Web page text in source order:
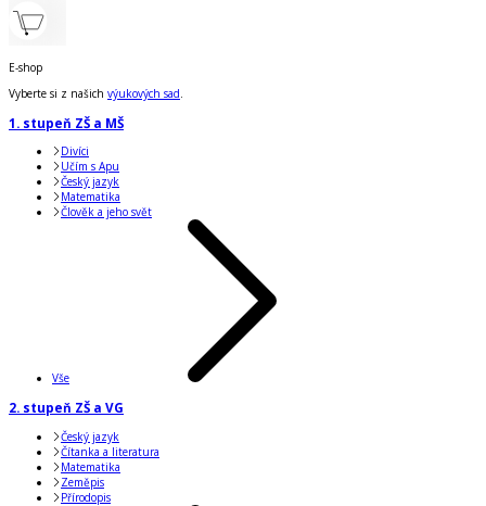
E-shop
Vyberte si z našich výukových sad.
1. stupeň ZŠ a MŠ
Divíci
Učím s Apu
Český jazyk
Matematika
Člověk a jeho svět
Vše
2. stupeň ZŠ a VG
Český jazyk
Čítanka a literatura
Matematika
Zeměpis
Přírodopis